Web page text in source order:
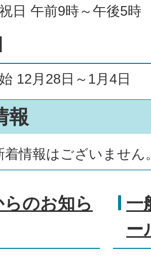
日 午前9時～午後5時
12月28日～1月4日
報
着情報はございません
のお知ら
一
ー